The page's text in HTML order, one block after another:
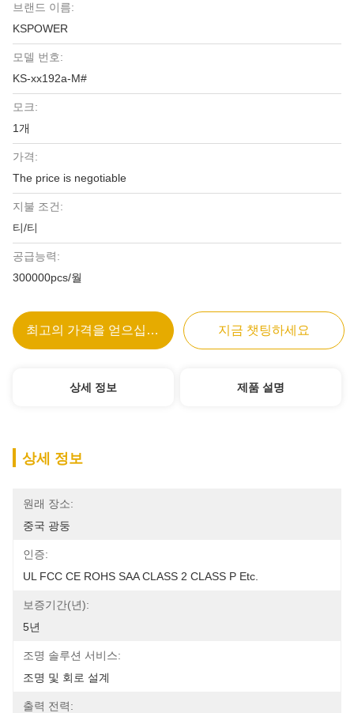
브랜드 이름:
KSPOWER
모델 번호:
KS-xx192a-M#
모크:
1개
가격:
The price is negotiable
지불 조건:
티/티
공급능력:
300000pcs/월
최고의 가격을 얻으십시오 지금 챗팅하세요
상세 정보 제품 설명
상세 정보
원래 장소:
중국 광둥
인증:
UL FCC CE ROHS SAA CLASS 2 CLASS P Etc.
보증기간(년):
5년
조명 솔루션 서비스:
조명 및 회로 설계
출력 전력: